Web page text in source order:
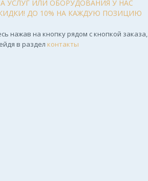
УСЛУГ ИЛИ ОБОРУДОВАНИЯ У НАС
ДО 10% НА КАЖДУЮ ПОЗИЦИЮ
нажав на кнопку рядом с кнопкой заказа,
в раздел контакты